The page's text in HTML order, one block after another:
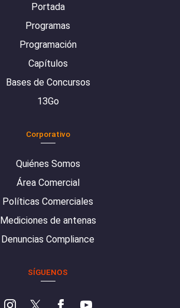
Portada
Programas
Programación
Capítulos
Bases de Concursos
13Go
Corporativo
Quiénes Somos
Área Comercial
Políticas Comerciales
Mediciones de antenas
Denuncias Compliance
SÍGUENOS